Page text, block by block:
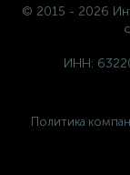
© 2015 - 2026
ИНН:
Политика